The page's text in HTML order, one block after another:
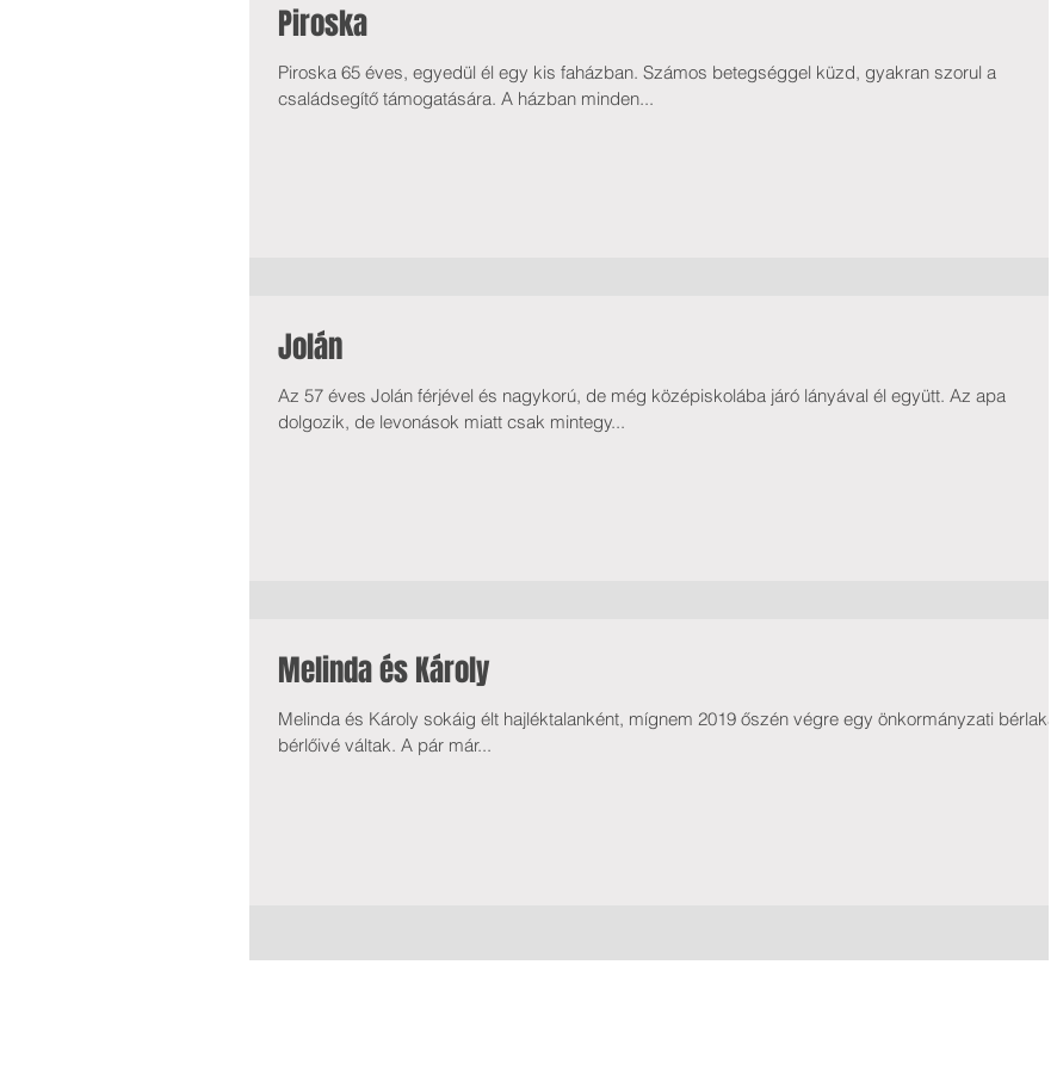
Piroska
Piroska 65 éves, egyedül él egy kis faházban. Számos betegséggel küzd, gyakran szorul a
családsegítő támogatására. A házban minden...
Jolán
Az 57 éves Jolán férjével és nagykorú, de még középiskolába járó lányával él együtt. Az apa
dolgozik, de levonások miatt csak mintegy...
Melinda és Károly
Melinda és Károly sokáig élt hajléktalanként, mígnem 2019 őszén végre egy önkormányzati bérlakás
bérlőivé váltak. A pár már...